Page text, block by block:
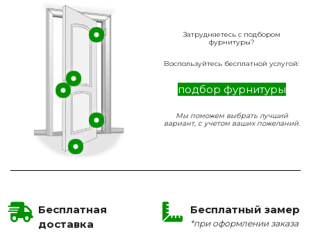
Затрудняетесь с подбором
фурнитуры?
Воспользуйтесь бесплатной услугой:
подбор фурнитуры
Мы поможем выбрать лучший
вариант, с учетом ваших пожеланий.
Бесплатная
доставка
Бесплатный замер
*при оформлении заказа